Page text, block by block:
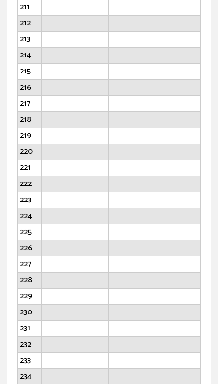
211
212
213
214
215
216
217
218
219
220
221
222
223
224
225
226
227
228
229
230
231
232
233
234